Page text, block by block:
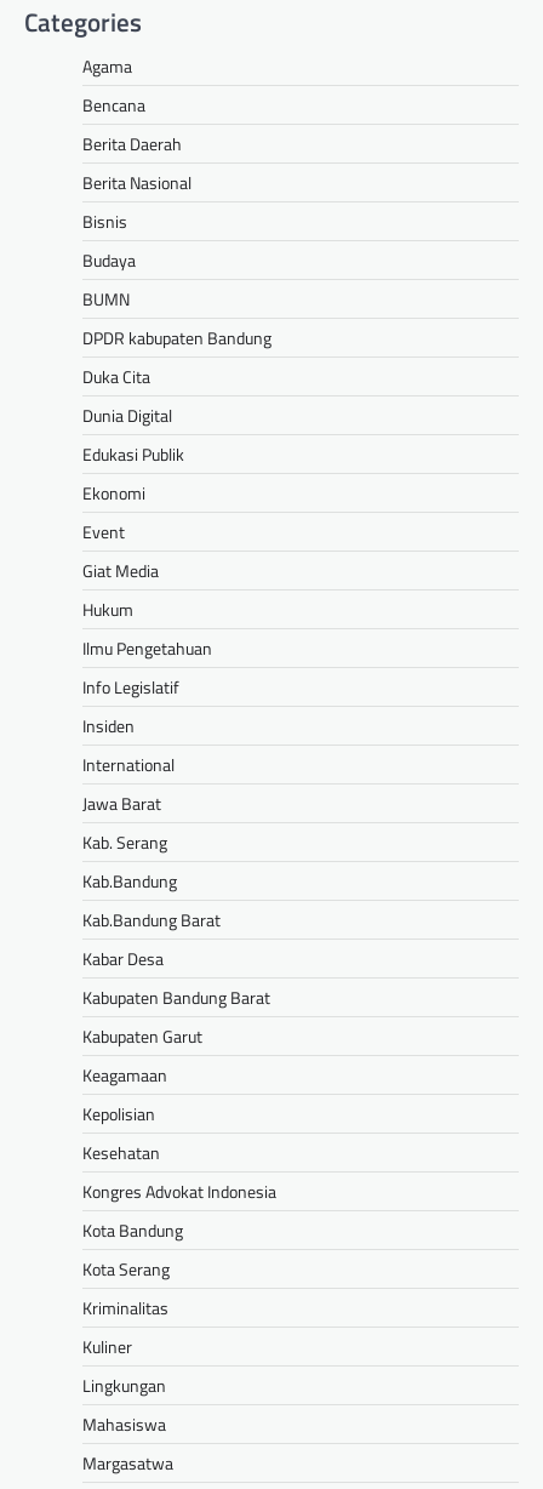
Categories
Agama
Bencana
Berita Daerah
Berita Nasional
Bisnis
Budaya
BUMN
DPDR kabupaten Bandung
Duka Cita
Dunia Digital
Edukasi Publik
Ekonomi
Event
Giat Media
Hukum
Ilmu Pengetahuan
Info Legislatif
Insiden
International
Jawa Barat
Kab. Serang
Kab.Bandung
Kab.Bandung Barat
Kabar Desa
Kabupaten Bandung Barat
Kabupaten Garut
Keagamaan
Kepolisian
Kesehatan
Kongres Advokat Indonesia
Kota Bandung
Kota Serang
Kriminalitas
Kuliner
Lingkungan
Mahasiswa
Margasatwa